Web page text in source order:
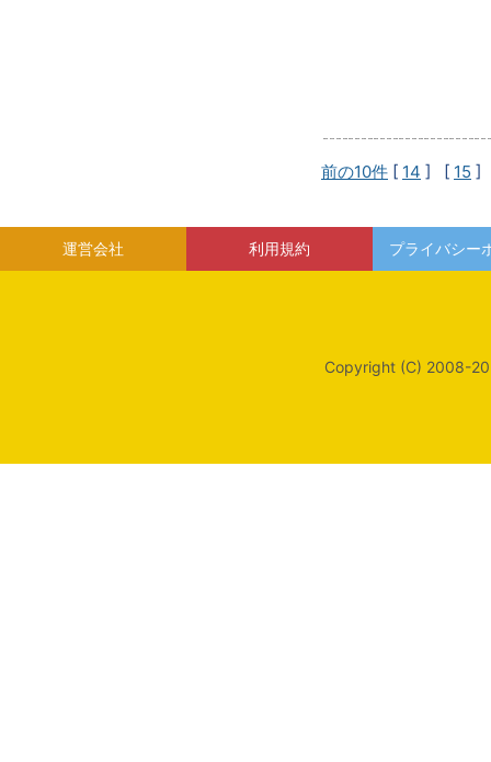
前の10件 [ 14 ] [ 15 ]
運営会社 利用規約 プライバシー
Copyright (C) 2008-